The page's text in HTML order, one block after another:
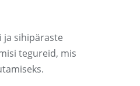
ja sihipäraste
tegureid, mis